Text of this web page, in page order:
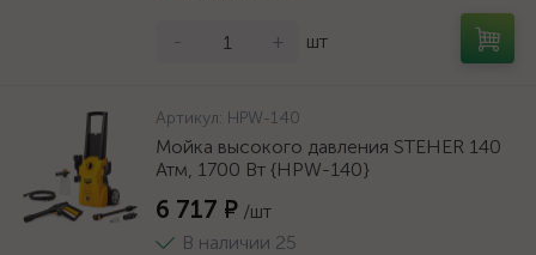
- + шт
Артикул: HPW-140
Мойка высокого давления STEHER 140
Атм, 1700 Вт {HPW-140}
6 717 ₽ /шт
В наличии 25